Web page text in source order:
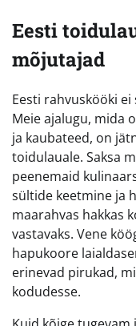
Eesti
mõjutajad
Eesti rahvuskööki
Meie ajalugu, mida
ja kaubateed, on
toidulauale. Saksa
peenemaid
sültide keetmine ja
maarahvas hakkas
vastavaks. Vene
hapukoore
erinevad pirukad,
kodudesse.